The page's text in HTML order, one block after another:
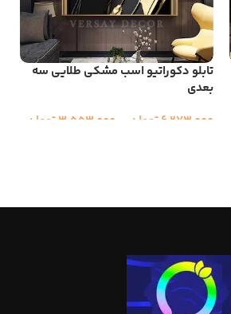
تابلو دکوراتیو اسب مشکی طلایی سه
بعدی
6,273,000تومان 3,553,000تومان